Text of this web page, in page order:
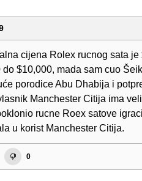
cijena Rolex rucnog sata
do $10,000, mada sam cuo
porodice Abu Dhabija i
Manchester Citija ima
rucne Roex satove
u korist Manchester Citija.
0